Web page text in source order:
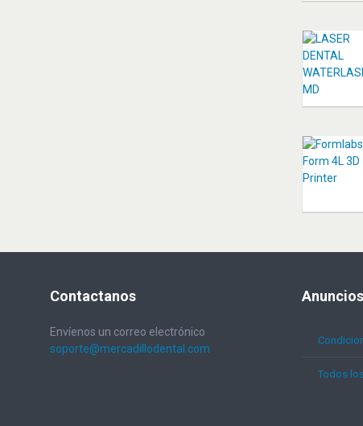
Contactanos
Envíenos un correo electrónico
soporte@mercadillodental.com
Anuncios
Todos